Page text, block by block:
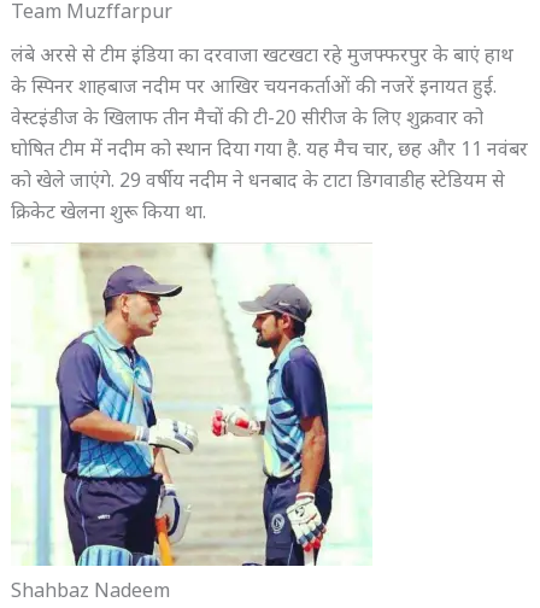
Team Muzffarpur
लंबे अरसे से टीम इंडिया का दरवाजा खटखटा रहे मुजफ्फरपुर के बाएं हाथ
के स्पिनर शाहबाज नदीम पर आखिर चयनकर्ताओं की नजरें इनायत हुई.
वेस्टइंडीज के खिलाफ तीन मैचों की टी-20 सीरीज के लिए शुक्रवार को
घोषित टीम में नदीम को स्थान दिया गया है. यह मैच चार, छह और 11 नवंबर
को खेले जाएंगे. 29 वर्षीय नदीम ने धनबाद के टाटा डिगवाडीह स्टेडियम से
क्रिकेट खेलना शुरू किया था.
Shahbaz Nadeem